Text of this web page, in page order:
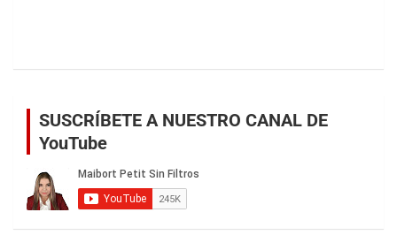
SUSCRÍBETE A NUESTRO CANAL DE
YouTube